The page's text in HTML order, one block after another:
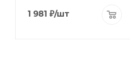
1 981 ₽/шт